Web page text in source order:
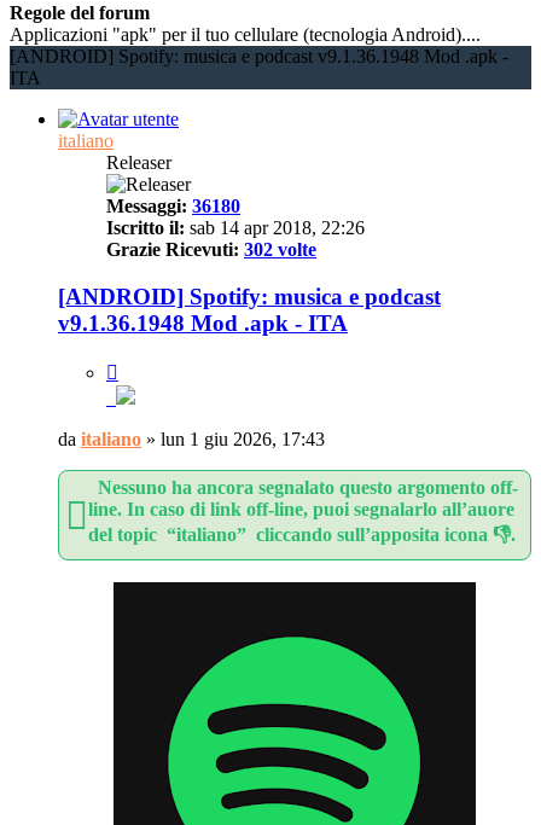
Regole del forum
Applicazioni "apk" per il tuo cellulare (tecnologia Android)....
[ANDROID] Spotify: musica e podcast v9.1.36.1948 Mod .apk -
ITA
italiano
Releaser
Messaggi: 36180
Iscritto il: sab 14 apr 2018, 22:26
Grazie Ricevuti: 302 volte
[ANDROID] Spotify: musica e podcast
v9.1.36.1948 Mod .apk - ITA
da italiano » lun 1 giu 2026, 17:43
Nessuno ha ancora segnalato questo argomento off-
line. In caso di link off-line, puoi segnalarlo all’auore
del topic “italiano” cliccando sull’apposita icona 👎.